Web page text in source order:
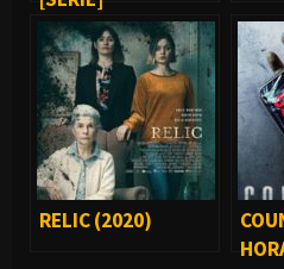
RELIC (2020)